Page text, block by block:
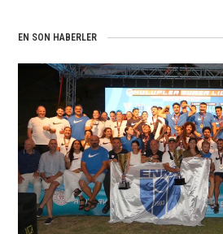
EN SON HABERLER